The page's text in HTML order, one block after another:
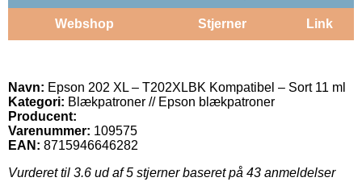
Webshop Stjerner Link
Navn: Epson 202 XL – T202XLBK Kompatibel – Sort 11 ml
Kategori: Blækpatroner // Epson blækpatroner
Producent:
Varenummer: 109575
EAN: 8715946646282
Vurderet til 3.6 ud af 5 stjerner baseret på 43 anmeldelser